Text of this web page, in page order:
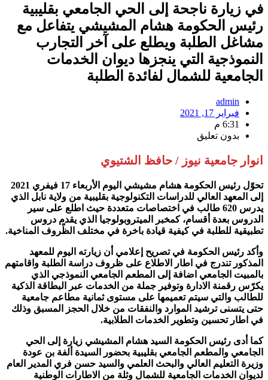
في زيارة ناجحة إلى الحي الجامعي بقليبية
رئيس الحكومة هشام المشيشي يتفاعل مع
مشاغل الطلبة ويطلع على آخر التجارب
النموذجية التي ينجزها ديوان الخدمات
الجامعية للشمال لفائدة الطلبة
admin
فبراير 17, 2021
6:31 م
بدون تعليق
انوار جامعية نيوز / حافظ الشتيوي
تحوّل رئيس الحكومة هشام مشيشي اليوم الأربعاء 17 فيفري 2021
إلى المعهد العالي للدراسات التكنولوجية بقليبية من ولاية نابل الذي
يدرس 620 طالب في اختصاصات متعددة حيث اطلع على سير
الدروس بعدة أقسام، كمخبر الميتروبولوجيا الذي يقدم دروس
تطبيقية للطلبة في كيفية قيادة باخرة في مختلف الظّروف المناخية.
وأكد رئيس الحكومة في تصريح إعلامي أن زيارته اليوم للمعهد
المذكور تندرج في اطار الاطلاع على ظروف دراسة الطلبة واقامتهم
بالمبيت الجامعي اضافة إلى المطعم الجامعي النموذجي الذي
يكرّس رقمنة الادارة وتوفير جملة من الخدمات عبر البطاقة الذكية
للطالب والتي سيتم تعميمها على مستوى ثمانية مطاعم جامعية
حتى يتسنى ترشيد الموارد والنفقات من خلال الحجز المسبق وذلك
في اطار تحسين وتطوير الخدمات الطلابية.
كما أدى رئيس الحكومة السيد هشام المشيشي زيارة إلى الحي
الجامعي والمطعم الجامعي بقليبية بحضور السيدة ألفة بن عودة
وزيرة التعليم العالي والبحث العلمي والسيد حسن فري المدير العام
لديوان الخدمات الجامعية للشمال وثلة من الاطارات الوطنية